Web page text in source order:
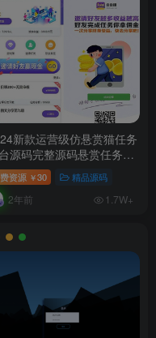
新款运营级仿悬赏猫任务
源码完整源码悬赏任务平
务悬赏源码可封装APP
资源 ￥30 精品源码
2年前 1.7W+